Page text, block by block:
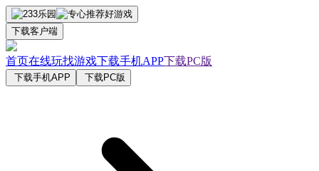
下载客户端
首页在线玩找游戏下载手机APP下载PC版
下载手机APP 下载PC版